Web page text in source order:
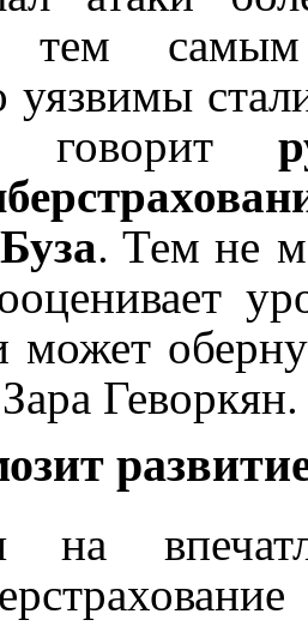
тем самым
уязвимы
. Тем не
может
Геворкян.
на